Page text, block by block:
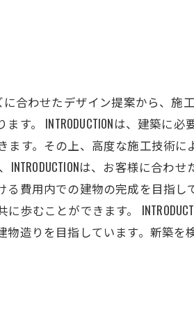
に合わせたデザイン提案から、施
。 INTRODUCTIONは、建築に
す。その上、高度な施工技術に
は、お客様に合わ
費用内での建物の完成を目指し
むことができます。
造りを目指しています。新築を